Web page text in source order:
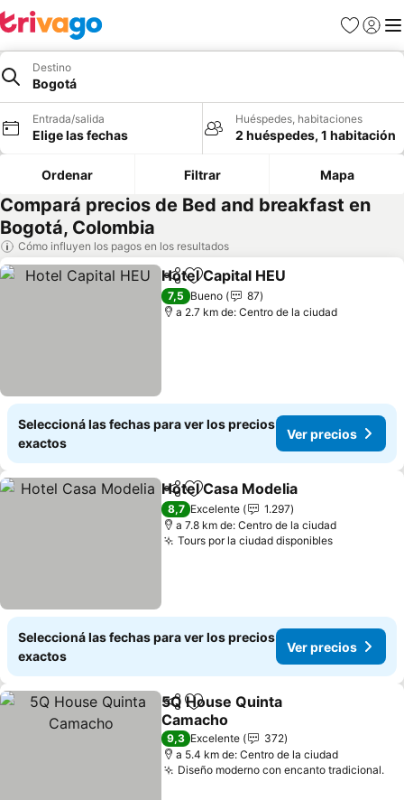
Favoritos
Iniciar
Destino
Bogotá
Entrada/salida
Elige las fechas
Huéspedes, habitaciones
2 huéspedes, 1 habitación
Ordenar Filtrar Mapa
Compará precios de Bed and breakfast en
Bogotá, Colombia
Cómo influyen los pagos en los resultados
CompartirAñadir a favoritos
Hotel Capital HEU
7,5 Bueno
87
a 2.7 km de: Centro de la ciudad
Seleccioná las fechas para ver los precios
exactos
Ver precios
CompartirAñadir a favoritos
Hotel Casa Modelia
8,7 Excelente
1.297
a 7.8 km de: Centro de la ciudad
Tours por la ciudad disponiblesVer
Seleccioná las fechas para ver los precios
exactos
Ver precios
CompartirAñadir a favoritos
5Q House Quinta
Camacho
Ver precios
9,3 Excelente
372
a 5.4 km de: Centro de la ciudad
Diseño moderno con encanto tradicional.